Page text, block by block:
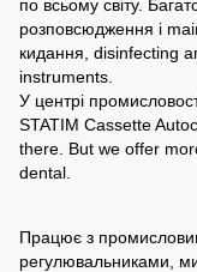
по всьому світу.
розповсюдження і
кидання, disinfecting
instruments.
У центрі
STATIM Cassette
there. But we offer
dental.
Працює з
регулювальниками,